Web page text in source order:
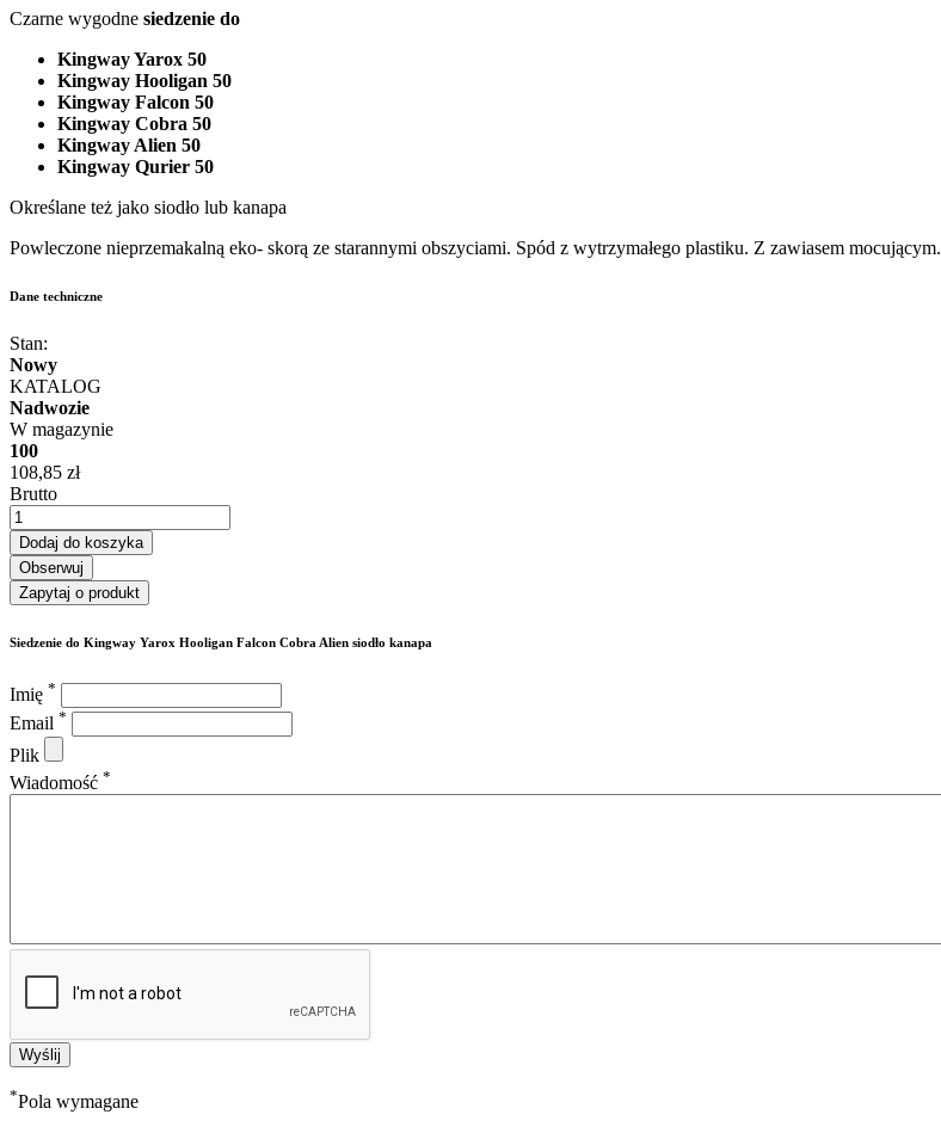
Czarne wygodne siedzenie do
Kingway Yarox 50
Kingway Hooligan 50
Kingway Falcon 50
Kingway Cobra 50
Kingway Alien 50
Kingway Qurier 50
Określane też jako siodło lub kanapa
Powleczone nieprzemakalną eko- skorą ze starannymi obszyciami. Spód z wytrzymałego plastiku. Z zawiasem mocującym.
Dane techniczne
Stan:
Nowy
KATALOG
Nadwozie
W magazynie
100
108,85 zł
Brutto
Dodaj do koszyka
Obserwuj
Zapytaj o produkt
Siedzenie do Kingway Yarox Hooligan Falcon Cobra Alien siodło kanapa
Imię *
Email *
Plik
Wiadomość *
*Pola wymagane